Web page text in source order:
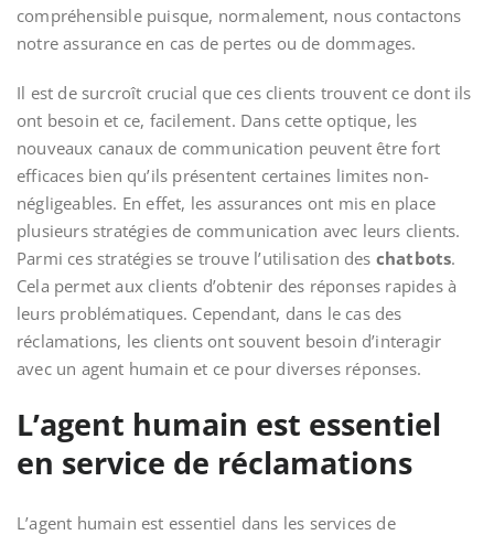
compréhensible puisque, normalement, nous contactons
notre assurance en cas de pertes ou de dommages.
Il est de surcroît crucial que ces clients trouvent ce dont ils
ont besoin et ce, facilement. Dans cette optique, les
nouveaux canaux de communication peuvent être fort
efficaces bien qu’ils présentent certaines limites non-
négligeables. En effet, les assurances ont mis en place
plusieurs stratégies de communication avec leurs clients.
Parmi ces stratégies se trouve l’utilisation des chatbots.
Cela permet aux clients d’obtenir des réponses rapides à
leurs problématiques. Cependant, dans le cas des
réclamations, les clients ont souvent besoin d’interagir
avec un agent humain et ce pour diverses réponses.
L’agent humain est essentiel
en service de réclamations
L’agent humain est essentiel dans les services de